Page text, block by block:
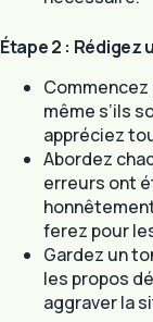
Étape 2 : Rédigez
même s’ils
appréciez
Abordez
erreurs ont
ferez pour
Gardez un
les propos
aggraver la